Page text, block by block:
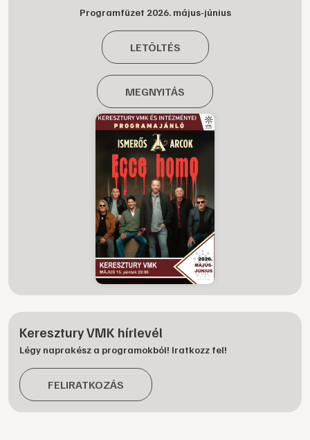
Programfüzet 2026. május-június
LETÖLTÉS
MEGNYITÁS
Keresztury VMK hírlevél
Légy naprakész a programokból! Iratkozz fel!
FELIRATKOZÁS